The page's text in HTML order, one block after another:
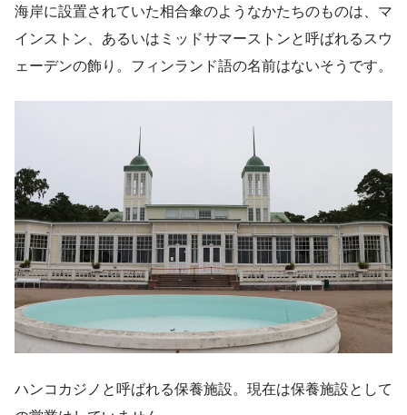
海岸に設置されていた相合傘のようなかたちのものは、マ
インストン、あるいはミッドサマーストンと呼ばれるスウ
ェーデンの飾り。フィンランド語の名前はないそうです。
ハンコカジノと呼ばれる保養施設。現在は保養施設として